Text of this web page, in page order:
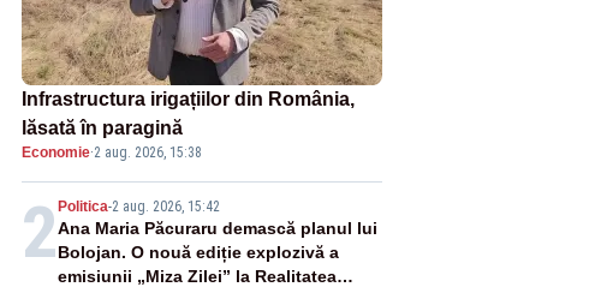
Infrastructura irigațiilor din România,
lăsată în paragină
Economie·2 aug. 2026, 15:38
2 Politica-2 aug. 2026, 15:42
Ana Maria Păcuraru demască planul lui
Bolojan. O nouă ediție explozivă a
emisiunii „Miza Zilei” la Realitatea